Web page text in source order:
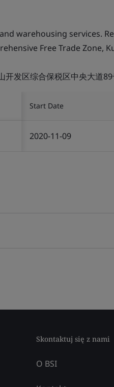
warehousing services.
Free Trade Zone,
开发区综合保税区中央大道
Start Date
2020-11-09
Skontaktuj się z nami
O BSI